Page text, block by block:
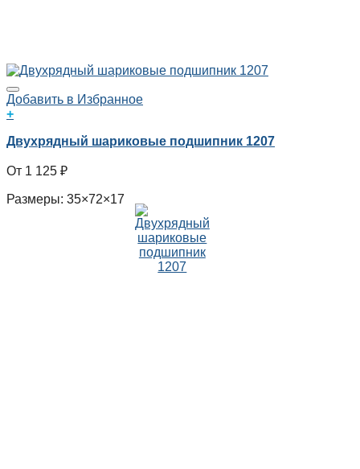
Добавить в Избранное
+
Двухрядный шариковые подшипник 1207
1 125 ₽
Размеры: 35×72×17